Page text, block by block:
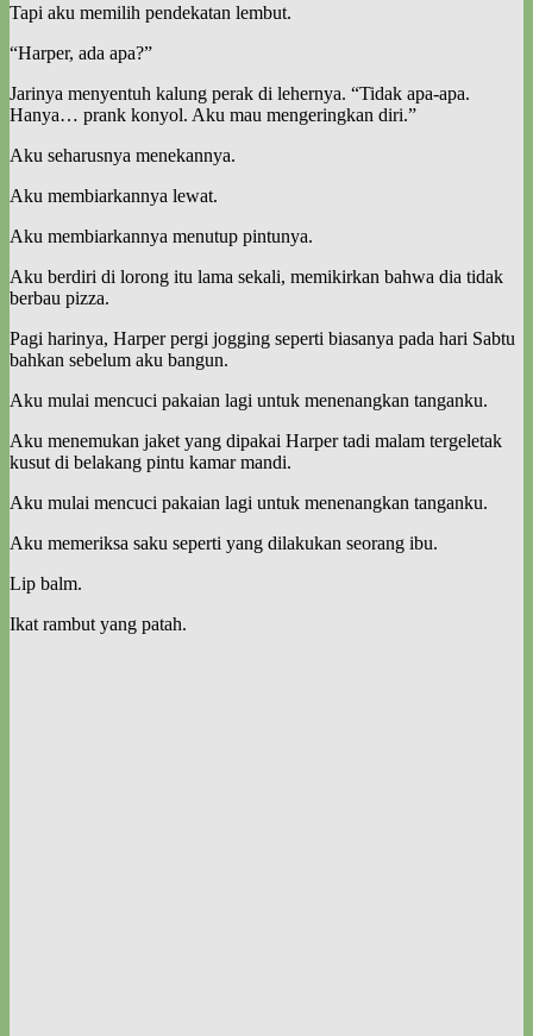
Tapi aku memilih pendekatan lembut.
“Harper, ada apa?”
Jarinya menyentuh kalung perak di lehernya. “Tidak apa-apa.
Hanya… prank konyol. Aku mau mengeringkan diri.”
Aku seharusnya menekannya.
Aku membiarkannya lewat.
Aku membiarkannya menutup pintunya.
Aku berdiri di lorong itu lama sekali, memikirkan bahwa dia tidak
berbau pizza.
Pagi harinya, Harper pergi jogging seperti biasanya pada hari Sabtu
bahkan sebelum aku bangun.
Aku mulai mencuci pakaian lagi untuk menenangkan tanganku.
Aku menemukan jaket yang dipakai Harper tadi malam tergeletak
kusut di belakang pintu kamar mandi.
Aku mulai mencuci pakaian lagi untuk menenangkan tanganku.
Aku memeriksa saku seperti yang dilakukan seorang ibu.
Lip balm.
Ikat rambut yang patah.